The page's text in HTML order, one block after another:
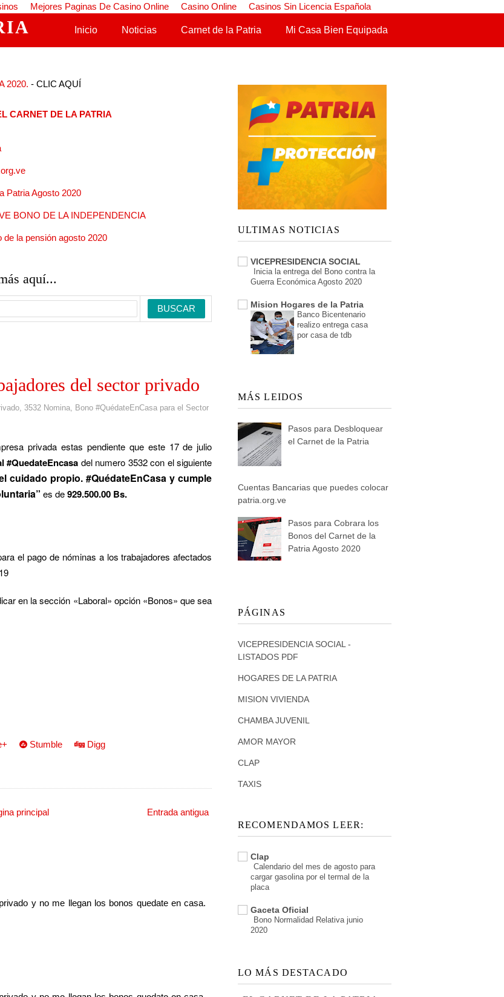
Mejores Paginas De Casino Online Casino Online Casinos Sin Licencia Española
Saltar al contenido
Inicio Noticias Carnet de la Patria Mi Casa Bien Equipada
2020. - CLIC AQUÍ
CARNET DE LA PATRIA
Patria Agosto 2020
BONO DE LA INDEPENDENCIA
la pensión agosto 2020
aquí...
del sector privado
3532 Nomina Bono #QuédateEnCasa para el Sector
privada estas pendiente que este 17 de julio
#QuedateEncasa del numero 3532 con el siguiente
cuidado propio. #QuédateEnCasa y cumple
” es de929.500.00 Bs.
el pago de nóminas a los trabajadores afectados
en la sección «Laboral» opción «Bonos» que sea
Stumble Digg
Entrada antigua
principal
y no me llegan los bonos quedate en casa.
ULTIMAS NOTICIAS
VICEPRESIDENCIA SOCIAL
Inicia la entrega del Bono contra la
Guerra Económica Agosto 2020
Mision Hogares de la Patria
Banco Bicentenario
realizo entrega casa
por casa de tdb
MÁS LEIDOS
Pasos para Desbloquear
el Carnet de la Patria
Cuentas Bancarias que puedes colocar
patria.org.ve
Pasos para Cobrara los
Bonos del Carnet de la
Patria Agosto 2020
PÁGINAS
VICEPRESIDENCIA SOCIAL -
LISTADOS PDF
HOGARES DE LA PATRIA
MISION VIVIENDA
CHAMBA JUVENIL
AMOR MAYOR
CLAP
TAXIS
RECOMENDAMOS LEER:
Clap
Calendario del mes de agosto para
cargar gasolina por el termal de la
placa
Gaceta Oficial
Bono Normalidad Relativa junio
2020
LO MÁS DESTACADO